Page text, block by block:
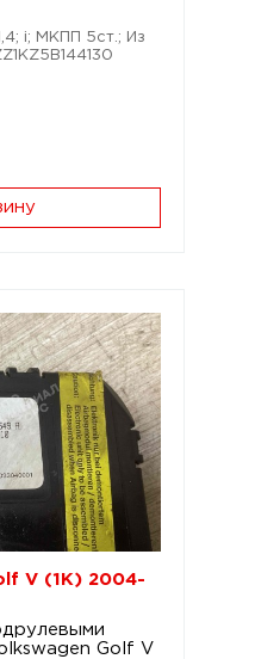
i; МКПП 5ст.; Из
V (1K) 2004-
Golf V